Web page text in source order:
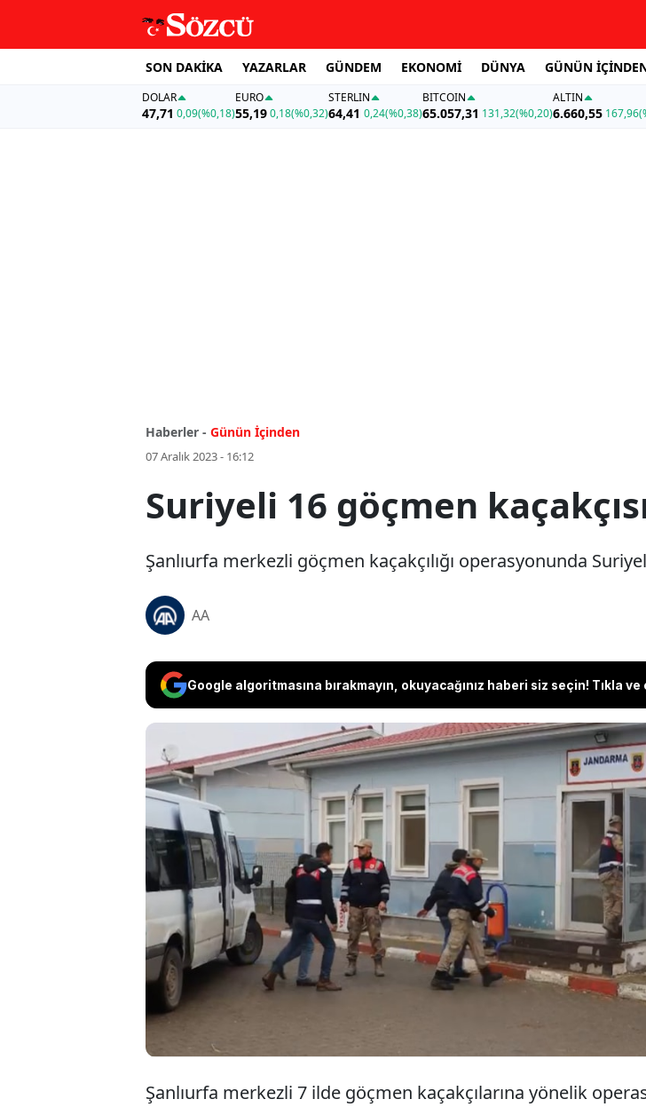
SON DAKİKA YAZARLAR GÜNDEM EKONOMİ DÜNYA GÜNÜN
DOLAR
47,71 0,09(%0,18)
EURO
55,19 0,18(%0,32)
STERLIN
64,41 0,24(%0,38)
BITCOIN
65.057,31 131,32(%0,20)
ALTIN
6.660,55 167,96
Haberler - Günün İçinden
07 Aralık 2023 - 16:12
Suriyeli 16 göçmen
Şanlıurfa merkezli göçmen kaçakçılığı operasyonunda
AA
Google algoritmasına bırakmayın, okuyacağınız haberi siz seçin! Tıkla ve
Şanlıurfa merkezli göçmen
operasyonunda Suriyeli 16
yakalandı.
Şanlıurfa merkezli 7 ilde göçmen kaçakçılarına yönelik